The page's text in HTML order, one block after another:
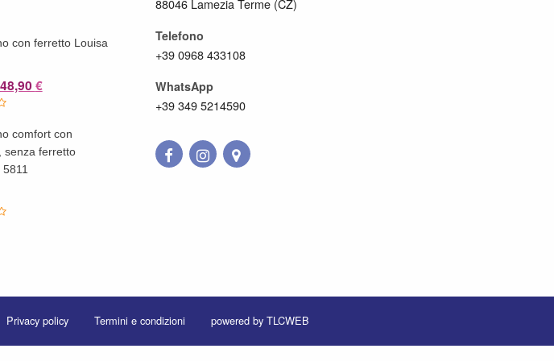
con ferretto Louisa
Il
era:
69,90 €.
48,90 €Il
è:
48,90 €.
comfort con
senza ferretto
5811
88046 Lamezia Terme (CZ)
Telefono
+39 0968 433108
WhatsApp
+39 349 5214590
Privacy policy Termini e condizioni powered by TLCWEB